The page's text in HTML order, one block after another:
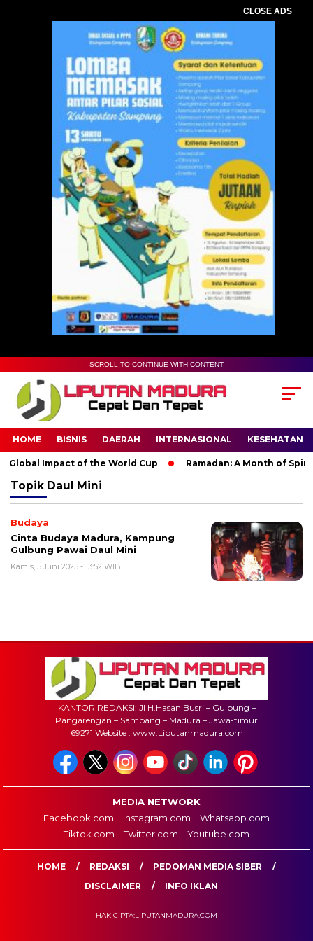
CLOSE ADS
SCROLL TO CONTINUE WITH CONTENT
HOME BISNIS DAERAH INTERNASIONAL KESEHATAN
Impact of the World Cup Ramadan: A Month of
Topik Daul Mini
Budaya
Cinta Budaya Madura, Kampung
Gulbung Pawai Daul Mini
Kamis, 5 Juni 2025 - 13:52 WIB
KANTOR REDAKSI: Jl H.Hasan Busri – Gulbung –
Pangarengan – Sampang – Madura – Jawa-timur
69271 Website : www.Liputanmadura.com
MEDIA NETWORK
Facebook.com
Instagram.com
Whatsapp.com
Tiktok.com
Twitter.com Youtube.com
HOME REDAKSI
PEDOMAN MEDIA SIBER
DISCLAIMER
INFO IKLAN
HAK CIPTA:LIPUTANMADURA.COM